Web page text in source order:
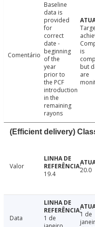
Comentário
Baseline
data is
provided
for
correct
date -
beginning
of the
year
prior to
the PCF
introduction
in the
remaining
rayons
is
but
are
(Efficient delivery)
Valor
19.4
20.0
Data
1 de
1 de